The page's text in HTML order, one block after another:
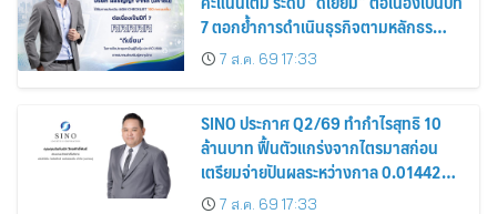
7 ตอกย้ำการดำเนินธุรกิจตามหลักธร
รมาภิบาล โปร่งใส สร้างความเชื่อมั่นผู้ถือ
หุ้น
7 ส.ค. 69 17:33
SINO ประกาศ Q2/69 ทำกำไรสุทธิ 10
ล้านบาท ฟื้นตัวแกร่งจากไตรมาสก่อน
เตรียมจ่ายปันผลระหว่างกาล 0.014423
บาทต่อหุ้น ครึ่งปีหลังมุ่งเติบโตต่อเนื่อง
7 ส.ค. 69 17:33